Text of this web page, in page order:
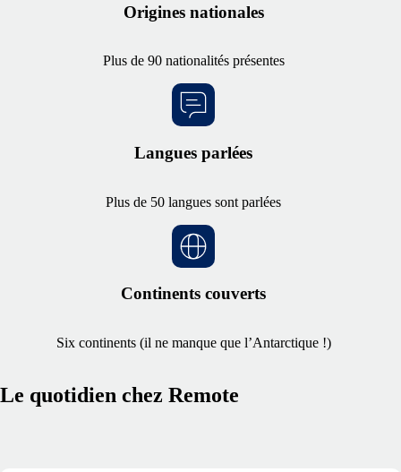
Origines nationales
Plus de 90 nationalités présentes
Langues parlées
Plus de 50 langues sont parlées
Continents couverts
Six continents (il ne manque que l’Antarctique !)
Le quotidien chez Remote